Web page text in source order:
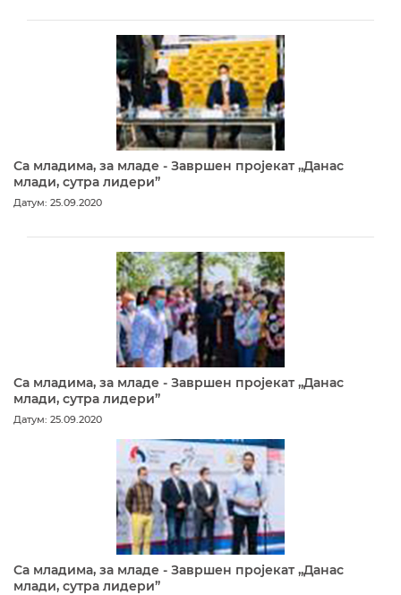
Са младима, за младе - Завршен пројекат „Данас
млади, сутра лидери”
Датум: 25.09.2020
Са младима, за младе - Завршен пројекат „Данас
млади, сутра лидери”
Датум: 25.09.2020
Са младима, за младе - Завршен пројекат „Данас
млади, сутра лидери”